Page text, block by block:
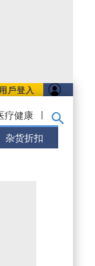
用戶登入
疗健康 |
杂货折扣